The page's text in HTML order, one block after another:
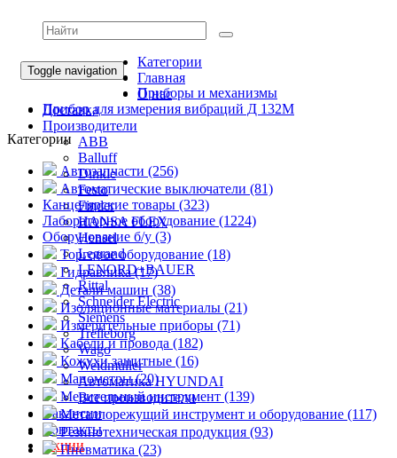
Toggle navigation
Категории
Главная
О нас
Доставка
Производители
ABB
Balluff
Dinkle
Festo
Finder
HANSA FLEX
Hensel
Legrand
LENORD+BAUER
Rittal
Schneider Electric
Siemens
Trelleborg
Wago
Weidmuller
Автоматика HYUNDAI
Все производители
Вакансии
Контакты
Акции
Приборы и механизмы
Прибор для измерения вибраций Д 132М
Категории
Автозапчасти (256)
Автоматические выключатели (81)
Канцелярские товары (323)
Лабораторное оборудование (1224)
Оборудование б/у (3)
Торговое оборудование (18)
Гидравлика (17)
Детали машин (38)
Изоляционные материалы (21)
Измерительные приборы (71)
Кабели и провода (182)
Кожухи защитные (16)
Манометры (20)
Мерительный инструмент (139)
Металлорежущий инструмент и оборудование (117)
Резинотехническая продукция (93)
Пневматика (23)